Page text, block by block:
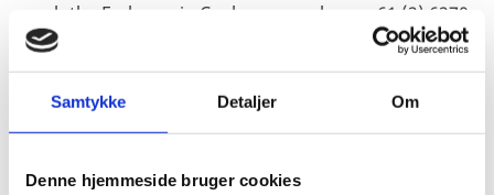
Samtykke Detaljer Om
Denne hjemmeside bruger cookies
reach the Embassy in Canberra on phone +61 (2) 6270
5333. From here it is possible to be transferred to the
Global Operations Centre in Copenhagen free of
charge. This facility should only be used in
emergencies.